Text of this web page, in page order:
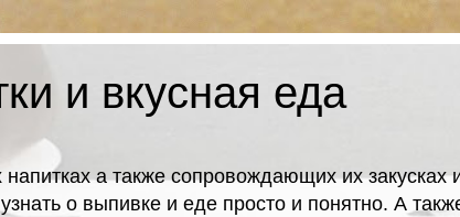
и вкусная еда
а также сопровождающих их
о выпивке и еде просто и понятно. А